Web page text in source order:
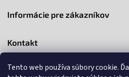
Tento web používa súbory cookie.
Informácie pre zákazníkov
Kontakt